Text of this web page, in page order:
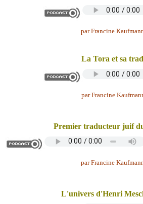
par Francine
La Tora et sa
par Francine
Premier traducteur juif
par Francine
L'univers d'Henri